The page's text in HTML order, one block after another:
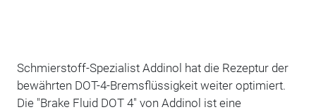
Schmierstoff-Spezialist Addinol hat die Rezeptur der
bewährten DOT-4-Bremsflüssigkeit weiter optimiert.
Die "Brake Fluid DOT 4" von Addinol ist eine